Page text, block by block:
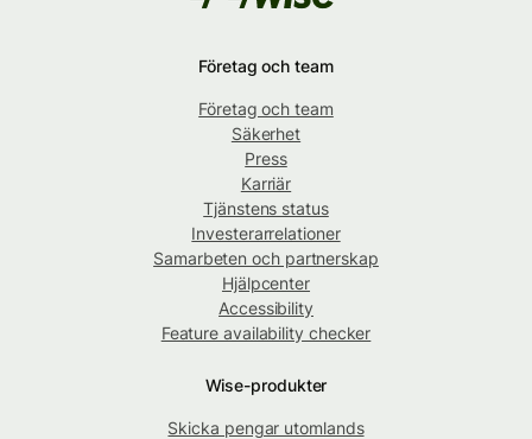
Företag och team
Företag och team
Säkerhet
Press
Karriär
Tjänstens status
Investerarrelationer
Samarbeten och partnerskap
Hjälpcenter
Accessibility
Feature availability checker
Wise-produkter
Skicka pengar utomlands